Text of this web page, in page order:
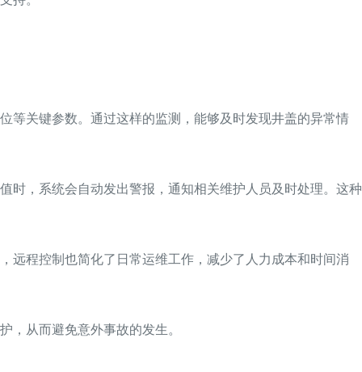
等关键参数。通过这样的监测，能够及时发现井盖的异常情
时，系统会自动发出警报，通知相关维护人员及时处理。这种
远程控制也简化了日常运维工作，减少了人力成本和时间消
，从而避免意外事故的发生。